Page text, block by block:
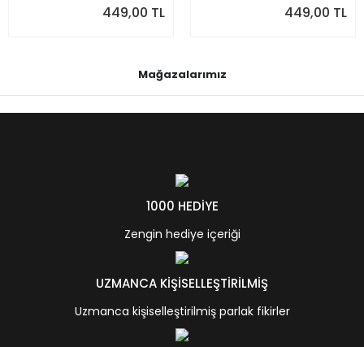
449,00 TL 449,00 TL
Mağazalarımız
1000 HEDİYE
Zengin hediye içeriği
UZMANCA KİŞİSELLEŞTİRİLMİŞ
Uzmanca kişiselleştirilmiş parlak fikirler